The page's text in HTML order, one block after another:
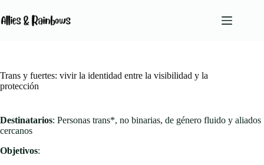
al
contenido
Equipo
Trans y fuertes: vivir la identidad entre la visibilidad y la
protección
Destinatarios: Personas trans*, no binarias, de género fluido y aliados
cercanos
Objetivos: